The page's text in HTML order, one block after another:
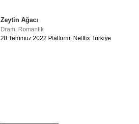
Zeytin Ağacı
Dram, Romantik
28 Temmuz 2022 Platform: Netflix Türkiye